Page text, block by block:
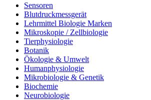
Sensoren
Blutdruckmessgerät
Lehrmittel Biologie Marken
Mikroskopie / Zellbiologie
Tierphysiologie
Botanik
Ökologie & Umwelt
Humanphysiologie
Mikrobiologie & Genetik
Biochemie
Neurobiologie